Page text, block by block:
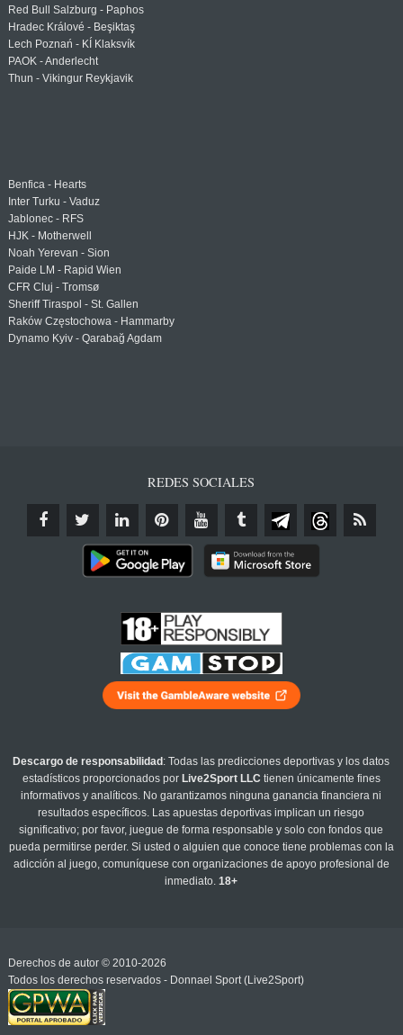
Red Bull Salzburg - Paphos
Hradec Králové - Beşiktaş
Lech Poznań - KÍ Klaksvík
PAOK - Anderlecht
Thun - Vikingur Reykjavik
Benfica - Hearts
Inter Turku - Vaduz
Jablonec - RFS
HJK - Motherwell
Noah Yerevan - Sion
Paide LM - Rapid Wien
CFR Cluj - Tromsø
Sheriff Tiraspol - St. Gallen
Raków Częstochowa - Hammarby
Dynamo Kyiv - Qarabağ Agdam
REDES SOCIALES
Descargo de responsabilidad : Todas las predicciones deportivas y los datos
estadísticos proporcionados por Live2Sport LLC tienen únicamente fines
informativos y analíticos. No garantizamos ninguna ganancia financiera ni
resultados específicos. Las apuestas deportivas implican un riesgo
significativo; por favor, juegue de forma responsable y solo con fondos que
pueda permitirse perder. Si usted o alguien que conoce tiene problemas con la
adicción al juego, comuníquese con organizaciones de apoyo profesional de
inmediato.18+
Derechos de autor © 2010-2026
Todos los derechos reservados - Donnael Sport (Live2Sport)